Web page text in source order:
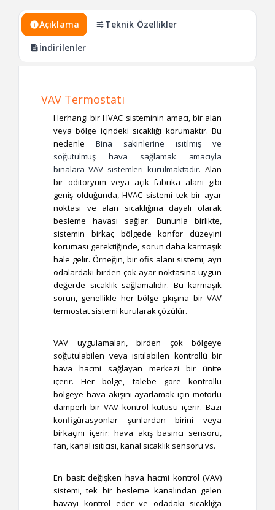
Açıklama
Teknik Özellikler
İndirilenler
VAV Termostatı
Herhangi bir HVAC sisteminin amacı, bir alan
veya bölge içindeki sıcaklığı korumaktır. Bu
nedenle Bina sakinlerine ısıtılmış ve
soğutulmuş hava sağlamak amacıyla
binalara VAV sistemleri kurulmaktadır. Alan
bir oditoryum veya açık fabrika alanı gibi
geniş olduğunda, HVAC sistemi tek bir ayar
noktası ve alan sıcaklığına dayalı olarak
besleme havası sağlar. Bununla birlikte,
sistemin birkaç bölgede konfor düzeyini
koruması gerektiğinde, sorun daha karmaşık
hale gelir. Örneğin, bir ofis alanı sistemi, ayrı
odalardaki birden çok ayar noktasına uygun
değerde sıcaklık sağlamalıdır. Bu karmaşık
sorun, genellikle her bölge çıkışına bir VAV
termostat sistemi kurularak çözülür.
VAV uygulamaları, birden çok bölgeye
soğutulabilen veya ısıtılabilen kontrollü bir
hava hacmi sağlayan merkezi bir ünite
içerir.
Her bölge, talebe göre kontrollü
bölgeye hava akışını ayarlamak için motorlu
damperli bir VAV kontrol kutusu içerir. Bazı
konfigürasyonlar şunlardan birini veya
birkaçını içerir: hava akış basıncı sensoru,
fan, kanal ısıtıcısı, kanal sıcaklık sensoru vs.
En basit değişken hava hacmi kontrol (VAV)
sistemi, tek bir besleme kanalından gelen
havayı kontrol eder ve odadaki sıcaklığa